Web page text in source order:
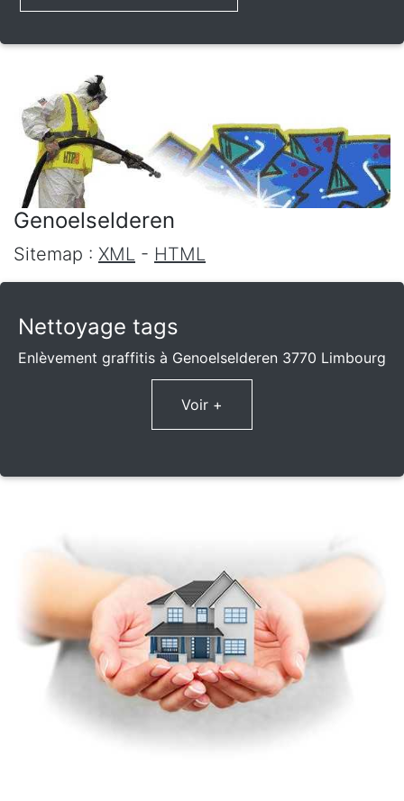
Genoelselderen
Sitemap : XML - HTML
Nettoyage tags
Enlèvement graffitis à Genoelselderen 3770 Limbourg
Voir +